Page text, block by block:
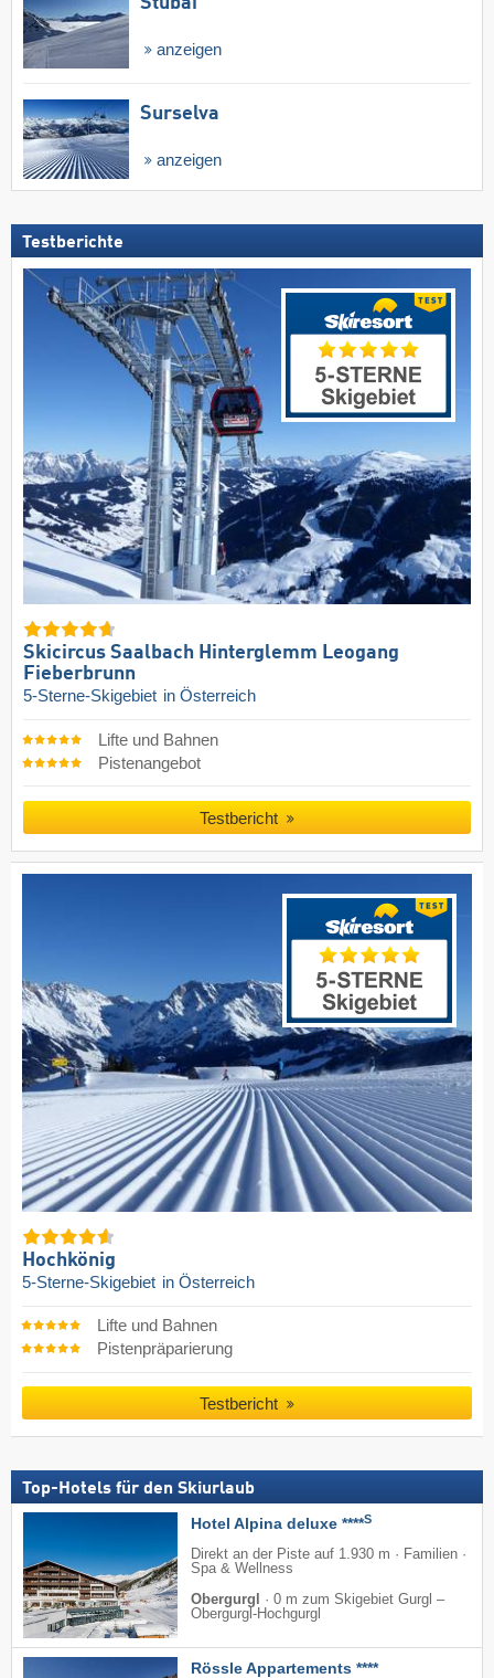
anzeigen
Surselva
anzeigen
Testberichte
Skicircus Saalbach Hinterglemm Leogang
Fieberbrunn
5-Sterne-Skigebiet in Österreich
Lifte und Bahnen
Pistenangebot
Testbericht
Hochkönig
5-Sterne-Skigebiet in Österreich
Lifte und Bahnen
Pistenpräparierung
Testbericht
Top-Hotels für den Skiurlaub
Hotel Alpina deluxe ****S
Direkt an der Piste auf 1.930 m · Familien ·
Spa & Wellness
Obergurgl
· 0 m zum Skigebiet Gurgl –
Obergurgl-Hochgurgl
Rössle Appartements ****